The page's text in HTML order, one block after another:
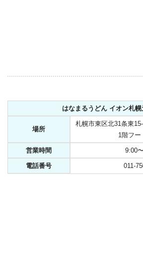
はなまるうどん イオン札幌
場所
札幌市東区北31条東
1階フー
営業時間 9:00
電話番号 011-